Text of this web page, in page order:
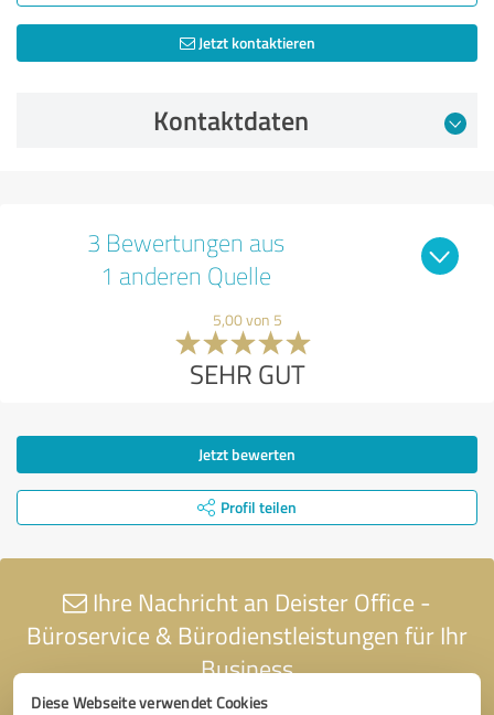
Diese Webseite verwendet Cookies
Jetzt kontaktieren
Kontaktdaten
3 Bewertungen aus
1 anderen Quelle
5,00 von 5
SEHR GUT
Jetzt bewerten
Profil teilen
Ihre Nachricht an Deister Office -
Büroservice & Bürodienstleistungen für Ihr
Business